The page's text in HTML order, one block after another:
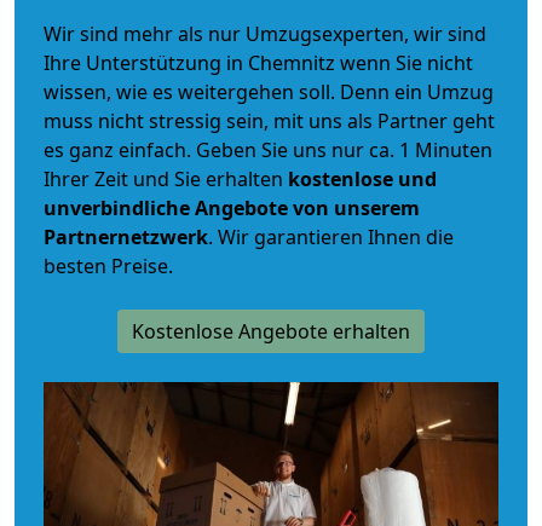
Wir sind mehr als nur Umzugsexperten, wir sind
Ihre Unterstützung in Chemnitz wenn Sie nicht
wissen, wie es weitergehen soll. Denn ein Umzug
muss nicht stressig sein, mit uns als Partner geht
es ganz einfach. Geben Sie uns nur ca. 1 Minuten
Ihrer Zeit und Sie erhalten kostenlose und
unverbindlicheAngebote von unserem
Partnernetzwerk. Wir garantieren Ihnen die
besten Preise.
Kostenlose Angebote erhalten